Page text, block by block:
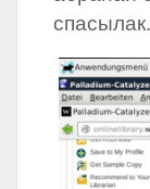
спасылак.